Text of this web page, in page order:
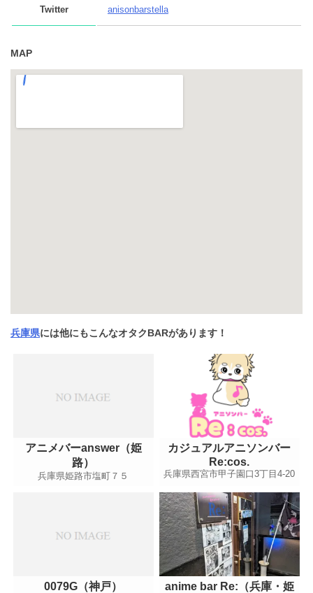
Twitter anisonbarstella
MAP
兵庫県には他にもこんなオタクBARがあります！
アニメバーanswer（姫
路）
兵庫県姫路市塩町７５
カジュアルアニソンバー
Re:cos.
兵庫県西宮市甲子園口3丁目4-20
0079G（神戸）
anime bar Re:（兵庫・姫